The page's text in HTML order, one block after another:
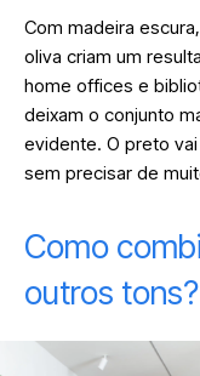
Com madeira
oliva criam um
home offices e
deixam o conjunto
evidente. O preto
sem precisar de
Como
outros tons?